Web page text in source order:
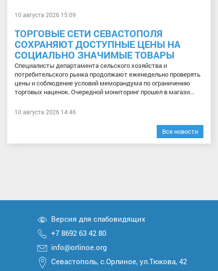
10 августа 2026 15:09
ТОРГОВЫЕ СЕТИ СЕВАСТОПОЛЯ
СОХРАНЯЮТ ДОСТУПНЫЕ ЦЕНЫ НА
СОЦИАЛЬНО ЗНАЧИМЫЕ ТОВАРЫ
Специалисты департамента сельского хозяйства и
потребительского рынка продолжают еженедельно проверять
цены и соблюдение условий меморандума по ограничению
торговых наценок. Очередной мониторинг прошел в магази...
10 августа 2026 14:46
Все новости
Версия для слабовидящих
+7 8692 63 42 80
info@orlinoe.org
Севастополь, с.Орлиное, ул.Тюкова, 42